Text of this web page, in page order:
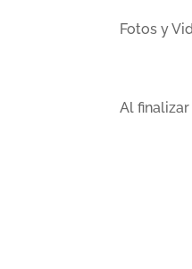
Fotos y
Al